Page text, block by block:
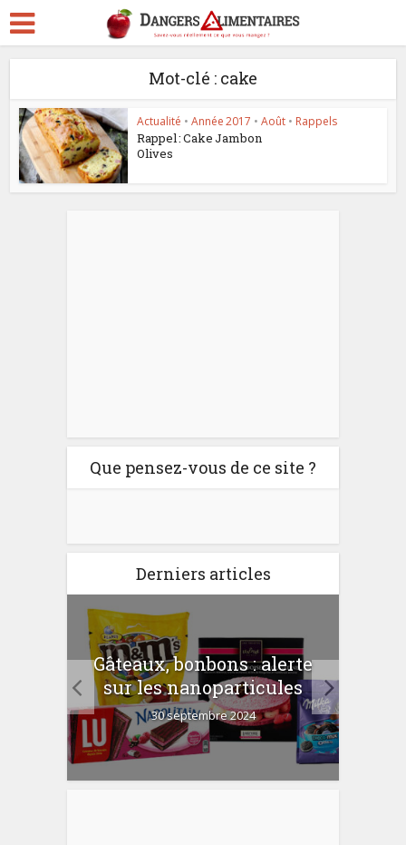
Mot-clé : cake
Actualité • Année 2017 • Août • Rappels
Rappel : Cake Jambon
Olives
Que pensez-vous de ce site ?
Derniers articles
Gâteaux, bonbons : alerte
sur les nanoparticules
30 septembre 2024